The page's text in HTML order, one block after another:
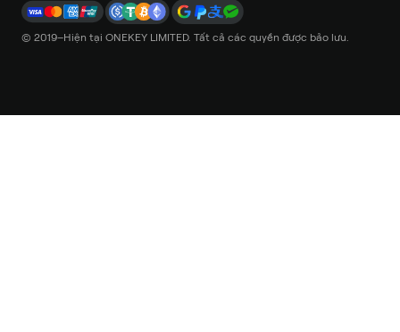
© 2019–Hiện tại ONEKEY LIMITED. Tất cả các quyền được bảo lưu.